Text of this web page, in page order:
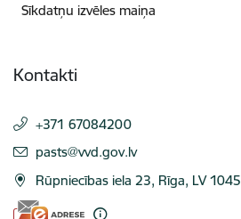
Sīkdatņu izvēles maiņa
Kontakti
+371 67084200
E-pasts:
pasts@vvd.gov.lv
Rūpniecības iela 23, Rīga, LV 1045